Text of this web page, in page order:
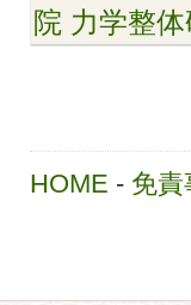
院 力学整
HOME - 免責